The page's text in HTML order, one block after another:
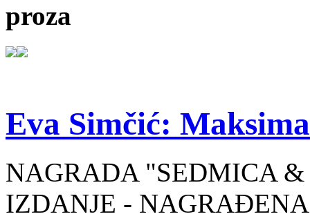
proza
Eva Simčić:
NAGRADA "SEDMICA
IZDANJE -